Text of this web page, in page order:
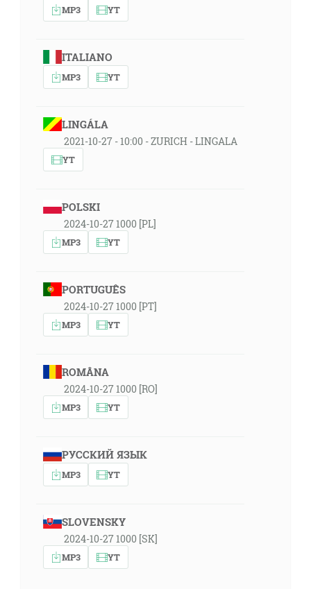
MP3 YT
ITALIANO
MP3 YT
LINGÁLA
2021-10-27 - 10:00 - ZURICH - LINGALA
YT
POLSKI
2024-10-27 1000 [PL]
MP3 YT
PORTUGUÊS
2024-10-27 1000 [PT]
MP3 YT
ROMÂNA
2024-10-27 1000 [RO]
MP3 YT
РУССКИЙ ЯЗЫК
MP3 YT
SLOVENSKY
2024-10-27 1000 [SK]
MP3 YT